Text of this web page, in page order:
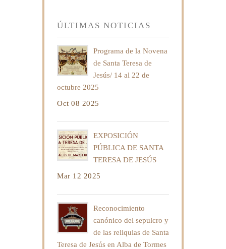
ÚLTIMAS NOTICIAS
Programa de la Novena
de Santa Teresa de
Jesús/ 14 al 22 de
octubre 2025
Oct 08 2025
EXPOSICIÓN
PÚBLICA DE SANTA
TERESA DE JESÚS
Mar 12 2025
Reconocimiento
canónico del sepulcro y
de las reliquias de Santa
Teresa de Jesús en Alba de Tormes